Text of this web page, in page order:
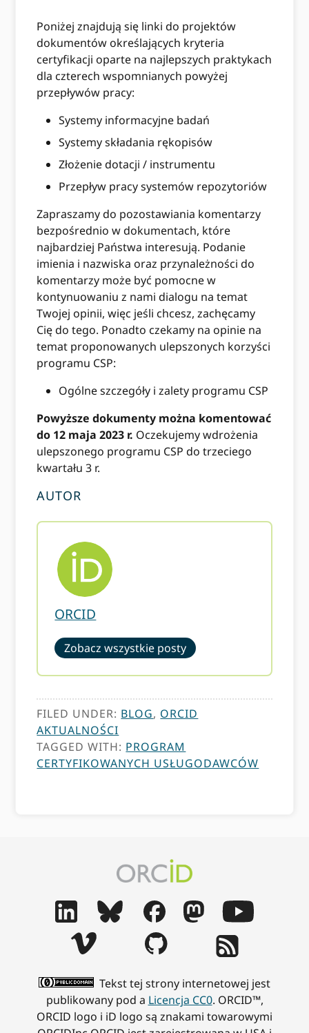
Poniżej znajdują się linki do projektów
dokumentów określających kryteria
certyfikacji oparte na najlepszych praktykach
dla czterech wspomnianych powyżej
przepływów pracy:
Systemy informacyjne badań
Systemy składania rękopisów
Złożenie dotacji / instrumentu
Przepływ pracy systemów repozytoriów
Zapraszamy do pozostawiania komentarzy
bezpośrednio w dokumentach, które
najbardziej Państwa interesują. Podanie
imienia i nazwiska oraz przynależności do
komentarzy może być pomocne w
kontynuowaniu z nami dialogu na temat
Twojej opinii, więc jeśli chcesz, zachęcamy
Cię do tego. Ponadto czekamy na opinie na
temat proponowanych ulepszonych korzyści
programu CSP:
Ogólne szczegóły i zalety programu CSP
Powyższe dokumenty można komentować
do 12 maja 2023 r. Oczekujemy wdrożenia
ulepszonego programu CSP do trzeciego
kwartału 3 r.
AUTOR
ORCID
Zobacz wszystkie posty
FILED UNDER: BLOG, ORCID
AKTUALNOŚCI
TAGGED WITH: PROGRAM
CERTYFIKOWANYCH USŁUGODAWCÓW
Tekst tej strony internetowej jest
publikowany pod a Licencja CC0. ORCID™,
ORCID logo i iD logo są znakami towarowymi